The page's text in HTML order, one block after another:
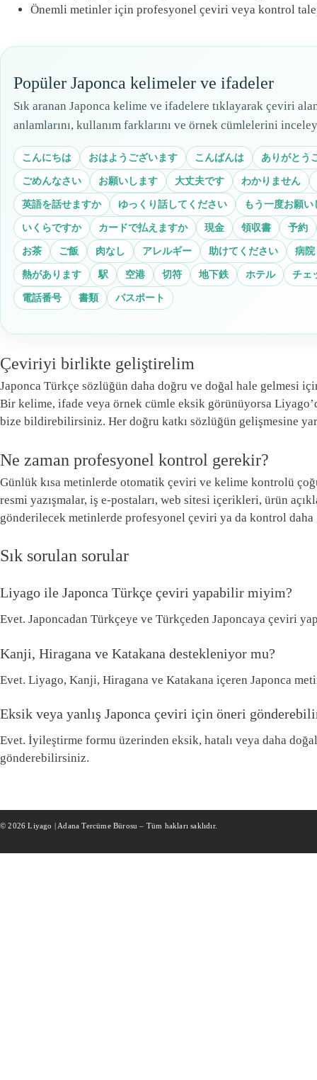
Önemli metinler için profesyonel çeviri veya kontrol
Popüler Japonca kelimeler ve ifadeler
Sık aranan Japonca kelime ve ifadelere tıklayarak çeviri
anlamlarını, kullanım farklarını ve örnek cümlelerini
こんにちは おはようございます こんばんは ありがとう
ごめんなさい お願いします 大丈夫です わかりません
英語を話せますか ゆっくり話してください もう一度お願い
いくらですか カードで払えますか 現金 領収書 予約
お茶 ご飯 肉なし アレルギー 助けてください 病院
熱があります 駅 空港 切符 地下鉄 ホテル チェ
電話番号 書類 パスポート
Çeviriyi birlikte geliştirelim
Japonca Türkçe sözlüğün daha doğru ve doğal hale gelmesi
Bir kelime, ifade veya örnek cümle eksik görünüyorsa
bize bildirebilirsiniz. Her doğru katkı sözlüğün gelişmesine
Ne zaman profesyonel kontrol gerekir?
Günlük kısa metinlerde otomatik çeviri ve kelime kontrolü
resmi yazışmalar, iş e-postaları, web sitesi içerikleri, ürün
gönderilecek metinlerde profesyonel çeviri ya da kontrol
Sık sorulan sorular
Liyago ile Japonca Türkçe çeviri yapabilir miyim?
Evet. Japoncadan Türkçeye ve Türkçeden Japoncaya çeviri
Kanji, Hiragana ve Katakana destekleniyor mu?
Evet. Liyago, Kanji, Hiragana ve Katakana içeren Japonca
Eksik veya yanlış Japonca çeviri için öneri
Evet. İyileştirme formu üzerinden eksik, hatalı veya daha
gönderebilirsiniz.
© 2026 Liyago | Adana Tercüme Bürosu – Tüm hakları saklıdır.